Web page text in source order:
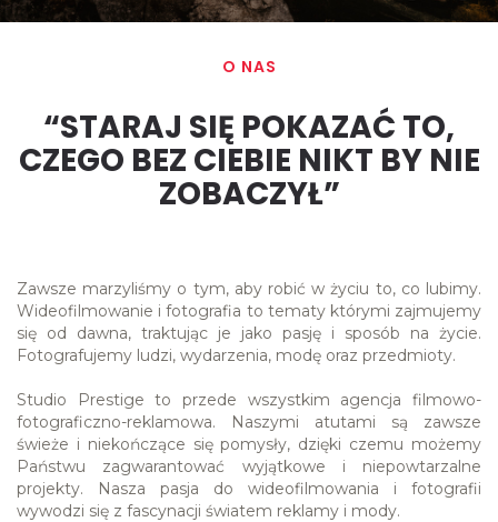
O NAS
“STARAJ SIĘ POKAZAĆ TO,
CZEGO BEZ CIEBIE NIKT BY NIE
ZOBACZYŁ”
Zawsze marzyliśmy o tym, aby robić w życiu to, co lubimy.
Wideofilmowanie i fotografia to tematy którymi zajmujemy
się od dawna, traktując je jako pasję i sposób na życie.
Fotografujemy ludzi, wydarzenia, modę oraz przedmioty.
Studio Prestige to przede wszystkim agencja filmowo-
fotograficzno-reklamowa. Naszymi atutami są zawsze
świeże i niekończące się pomysły, dzięki czemu możemy
Państwu zagwarantować wyjątkowe i niepowtarzalne
projekty. Nasza pasja do wideofilmowania i fotografii
wywodzi się z fascynacji światem reklamy i mody.